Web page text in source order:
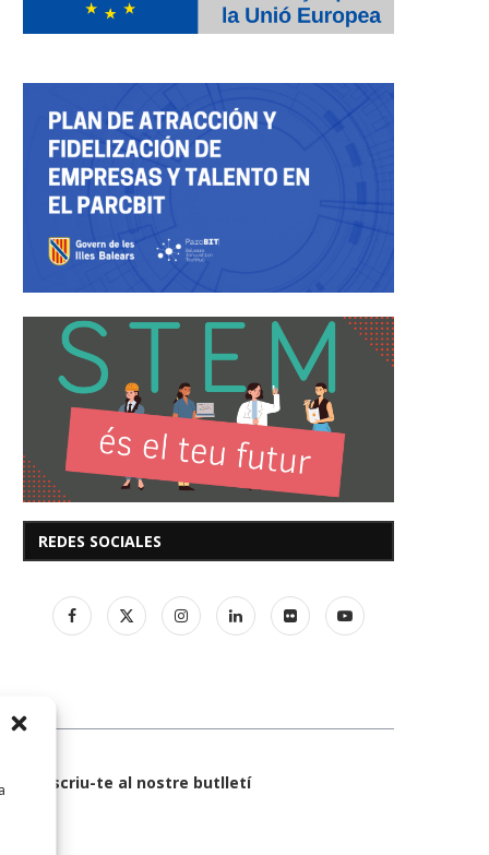
REDES SOCIALES
Subscriu-te al nostre butlletí